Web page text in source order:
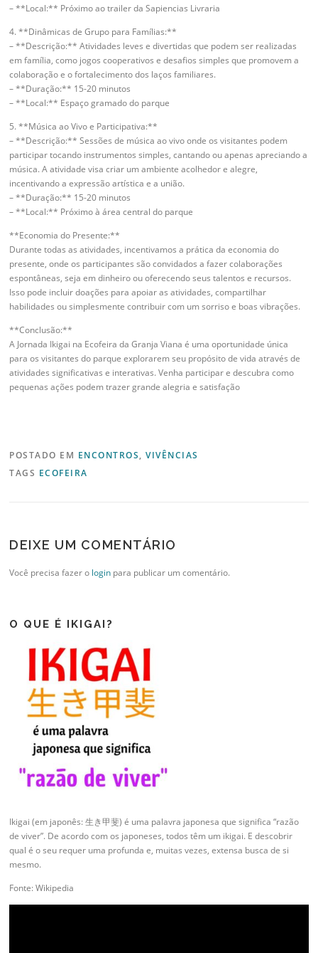
– **Local:** Próximo ao trailer da Sapiencias Livraria
4. **Dinâmicas de Grupo para Famílias:**
– **Descrição:** Atividades leves e divertidas que podem ser realizadas
em família, como jogos cooperativos e desafios simples que promovem a
colaboração e o fortalecimento dos laços familiares.
– **Duração:** 15-20 minutos
– **Local:** Espaço gramado do parque
5. **Música ao Vivo e Participativa:**
– **Descrição:** Sessões de música ao vivo onde os visitantes podem
participar tocando instrumentos simples, cantando ou apenas apreciando a
música. A atividade visa criar um ambiente acolhedor e alegre,
incentivando a expressão artística e a união.
– **Duração:** 15-20 minutos
– **Local:** Próximo à área central do parque
**Economia do Presente:**
Durante todas as atividades, incentivamos a prática da economia do
presente, onde os participantes são convidados a fazer colaborações
espontâneas, seja em dinheiro ou oferecendo seus talentos e recursos.
Isso pode incluir doações para apoiar as atividades, compartilhar
habilidades ou simplesmente contribuir com um sorriso e boas vibrações.
**Conclusão:**
A Jornada Ikigai na Ecofeira da Granja Viana é uma oportunidade única
para os visitantes do parque explorarem seu propósito de vida através de
atividades significativas e interativas. Venha participar e descubra como
pequenas ações podem trazer grande alegria e satisfação
POSTADO EM ENCONTROS,VIVÊNCIAS
TAGS ECOFEIRA
DEIXE UM COMENTÁRIO
Você precisa fazer o login para publicar um comentário.
O QUE É IKIGAI?
Ikigai (em japonês: 生き甲斐) é uma palavra japonesa que significa “razão
de viver”. De acordo com os japoneses, todos têm um ikigai. E descobrir
qual é o seu requer uma profunda e, muitas vezes, extensa busca de si
mesmo.
Fonte: Wikipedia